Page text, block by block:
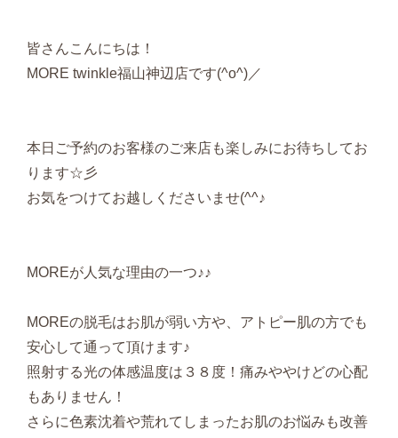
皆さんこんにちは！
MORE twinkle福山神辺店です(^o^)／
本日ご予約のお客様のご来店も楽しみにお待ちしてお
ります☆彡
お気をつけてお越しくださいませ(^^♪
MOREが人気な理由の一つ♪♪
MOREの脱毛はお肌が弱い方や、アトピー肌の方でも
安心して通って頂けます♪
照射する光の体感温度は３８度！痛みややけどの心配
もありません！
さらに色素沈着や荒れてしまったお肌のお悩みも改善